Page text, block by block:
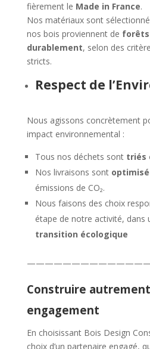
fièrement le Made in France.
Nos matériaux sont
nos bois proviennent de
durablement, selon des
stricts.
Respect de
Nous agissons concrètement
impact environnemental :
Tous nos déchets sont triés
Nos livraisons sont
émissions de CO₂.
Nous faisons des choix
étape de notre activité, dans
transition écologique
Construire
engagement
En choisissant Bois Design
choix d’un partenaire engagé,